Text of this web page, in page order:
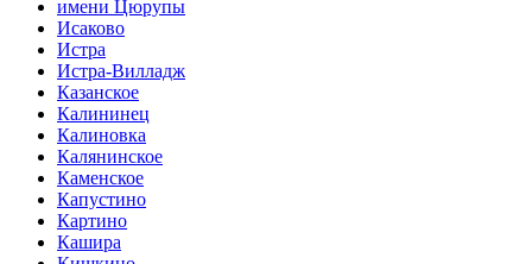
имени Цюрупы
Исаково
Истра
Истра-Вилладж
Казанское
Калининец
Калиновка
Калянинское
Каменское
Капустино
Картино
Кашира